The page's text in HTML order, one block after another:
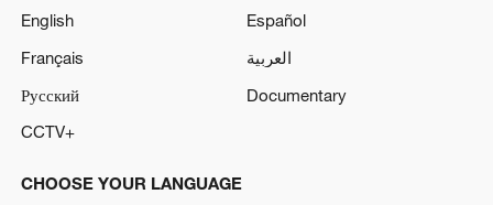
English
Español
Français
العربية
Русский
Documentary
CCTV+
CHOOSE YOUR LANGUAGE